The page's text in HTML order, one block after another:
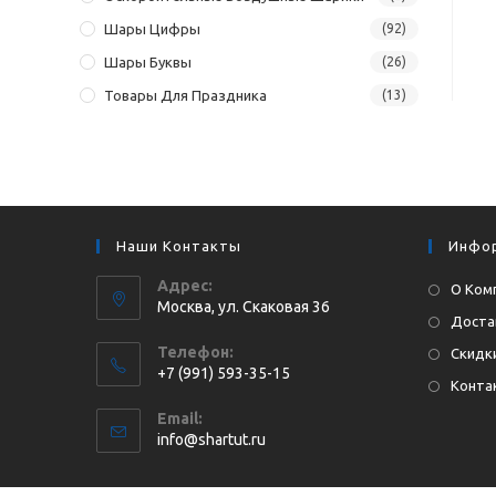
Шары Цифры (92)
Шары Буквы (26)
Товары Для Праздника (13)
Наши Контакты
Адрес:
Москва, ул. Cкаковая 36
Телефон:
+7 (991) 593-35-15
в
вашем
Email:
info@shartut.ru
О